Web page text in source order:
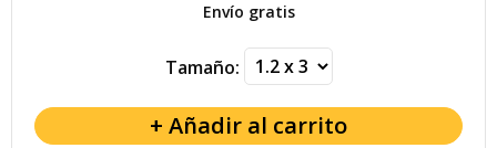
Envío gratis
Tamaño: